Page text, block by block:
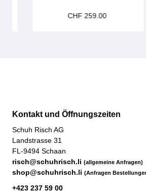
CHF 259.00
Kontakt und Öffnungszeiten
Schuh Risch AG
Landstrasse 31
FL-9494 Schaan
risch@schuhrisch.li (allgemeine Anfragen)
shop@schuhrisch.li (Anfragen
+423 237 59 00